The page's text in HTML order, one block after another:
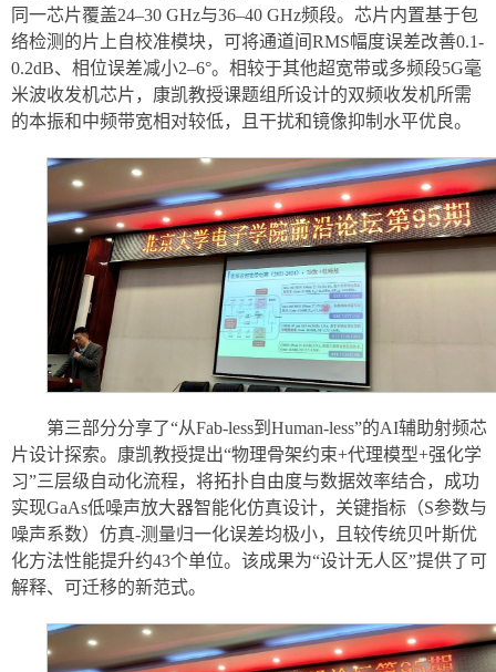
同一芯片覆盖24–30 GHz与36–40 GHz频段。芯片内置基于包
络检测的片上自校准模块，可将通道间RMS幅度误差改善0.1-
0.2dB、相位误差减小2–6°。相较于其他超宽带或多频段5G毫
米波收发机芯片，康凯教授课题组所设计的双频收发机所需
的本振和中频带宽相对较低，且干扰和镜像抑制水平优良。
第三部分分享了“从Fab-less到Human-less”的AI辅助射频芯
片设计探索。康凯教授提出“物理骨架约束+代理模型+强化学
习”三层级自动化流程，将拓扑自由度与数据效率结合，成功
实现GaAs低噪声放大器智能化仿真设计，关键指标（S参数与
噪声系数）仿真-测量归一化误差均极小，且较传统贝叶斯优
化方法性能提升约43个单位。该成果为“设计无人区”提供了可
解释、可迁移的新范式。